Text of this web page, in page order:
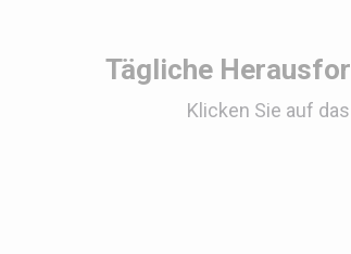
Tägliche
Klicken Sie auf